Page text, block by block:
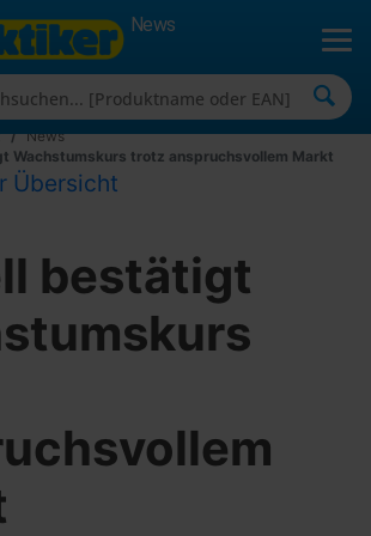
News
News
Wachstumskurs trotz anspruchsvollem Markt
Übersicht
bestätigt